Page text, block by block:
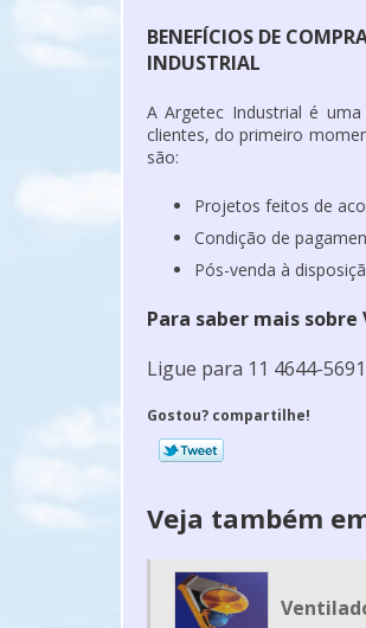
BENEFÍCIOS DE
INDUSTRIAL
A Argetec Industrial é
clientes, do primeiro
são:
Projetos feitos de
Condição de
Pós-venda à
Para saber mais
Ligue para 11 4644-5691
Gostou? compartilhe!
Veja também